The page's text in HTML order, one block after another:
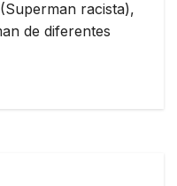
racista),
de diferentes